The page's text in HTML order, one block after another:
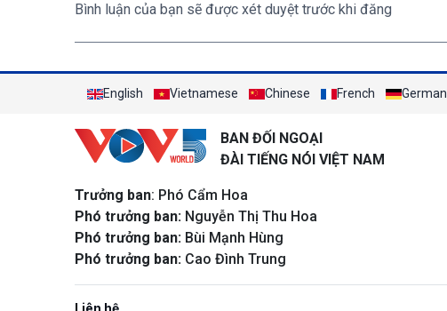
Bình luận của bạn sẽ được xét duyệt trước khi đăng
English Vietnamese Chinese French German
BAN ĐỐI NGOẠI
ĐÀI TIẾNG NÓI VIỆT NAM
Trưởng ban: Phó Cẩm Hoa
Phó trưởng ban: Nguyễn Thị Thu Hoa
Phó trưởng ban: Bùi Mạnh Hùng
Phó trưởng ban: Cao Đình Trung
Liên hệ